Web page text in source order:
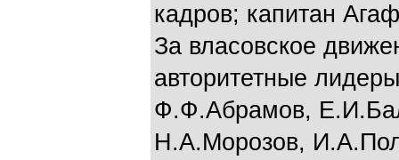
кадров; капитан
За власовское
авторитетные
Ф.Ф.Абрамов,
Н.А.Морозов,